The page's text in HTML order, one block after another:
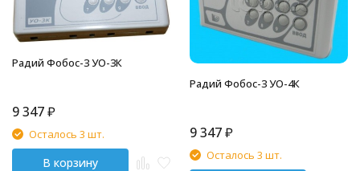
Радий Фобос-3 УО-3К
9 347₽
Осталось 3 шт.
В корзину
Радий Фобос-3 УО-4К
9 347₽
Осталось 3 шт.